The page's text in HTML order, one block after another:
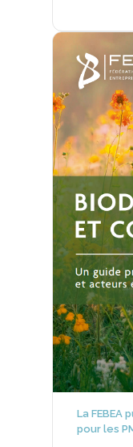
La FEBEA
pour les